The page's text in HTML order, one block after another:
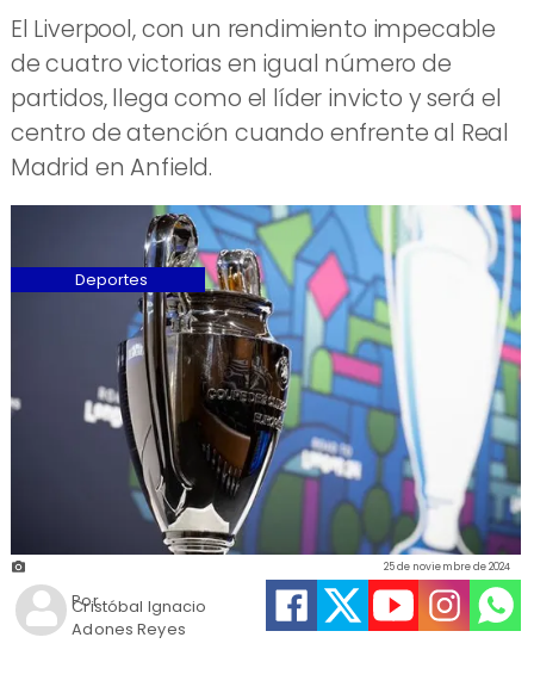
​El Liverpool, con un rendimiento impecable
de cuatro victorias en igual número de
partidos, llega como el líder invicto y será el
centro de atención cuando enfrente al Real
Madrid en Anfield.
Cristóbal Ignacio
Adones Reyes
25 de noviembre de 2024
Deportes
Por